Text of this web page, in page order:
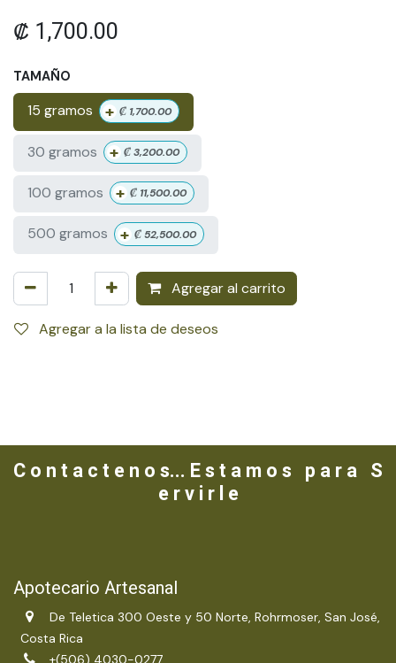
₡ 1,700.00
TAMAÑO
15 gramos + ₡ 1,700.00
30 gramos + ₡3,200.00
100 gramos + ₡ 11,500.00
500 gramos + ₡52,500.00
Agregar al carrito
Agregar a la lista de deseos
C o n t a c t e n o s... E s t a m o s p a r a S
e r v i r l e
Apotecario Artesanal
De Teletica 300 Oeste y 50 Norte, Rohrmoser, San José,
Costa Rica
+(506) 4030-0277